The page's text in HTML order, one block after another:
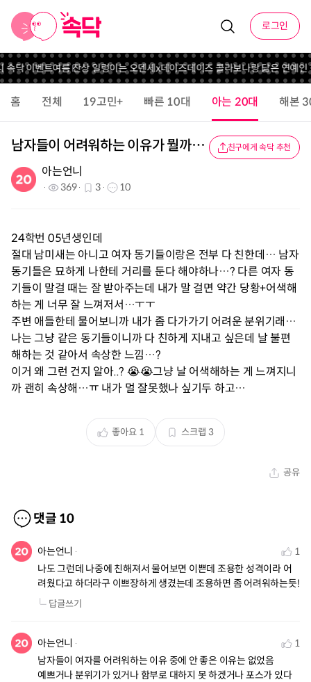
로그인
닥 이벤트여름 잔상 일렁이는 오덴세x데이즈데이즈 콜라보나랑 닮은 연예인
홈 전체 19고민+ 빠른 10대 아는 20대 해본
남자들이 어려워하는 이유가 뭘까… 친구에게 속닥 추천
아는언니
369 3 10
24학번 05년생인데
절대 남미새는 아니고 여자 동기들이랑은 전부 다 친한데… 남자
동기들은 묘하게 나한테 거리를 둔다 해야하나…? 다른 여자 동
기들이 말걸 때는 잘 받아주는데 내가 말 걸면 약간 당황+어색해
하는 게 너무 잘 느껴저서…ㅜㅜ
주변 애들한테 물어보니까 내가 좀 다가가기 어려운 분위기래…
나는 그냥 같은 동기들이니까 다 친하게 지내고 싶은데 날 불편
해하는 것 같아서 속상한 느낌…?
이거 왜 그런 건지 알아..? 😭😭그냥 날 어색해하는 게 느껴지니
까 괜히 속상해…ㅠ 내가 멀 잘못했나 싶기두 하고…
좋아요 1 스크랩 3
공유
댓글 10
아는언니
1
나도 그런데 나중에 친해져서 물어보면 이쁜데 조용한 성격이라 어
려웠다고 하더라구 이쁘장하게 생겼는데 조용하면 좀 어려워하는듯!
답글쓰기
아는언니
1
남자들이 여자를 어려워하는 이유 중에 안 좋은 이유는 없었음
예쁘거나 분위기가 있거나 함부로 대하지 못 하겠거나 포스가 있다